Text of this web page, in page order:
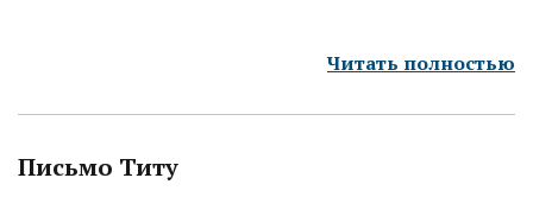
Читать полностью
Письмо Титу